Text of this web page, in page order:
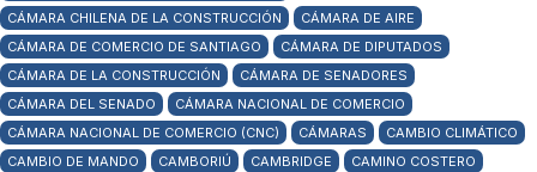
CÁMARA CHILENA DE LA CONSTRUCCIÓN
CÁMARA DE AIRE
CÁMARA DE COMERCIO DE SANTIAGO
CÁMARA DE DIPUTADOS
CÁMARA DE LA CONSTRUCCIÓN
CÁMARA DE SENADORES
CÁMARA DEL SENADO
CÁMARA NACIONAL DE COMERCIO
CÁMARA NACIONAL DE COMERCIO (CNC)
CÁMARAS
CAMBIO CLIMÁTICO
CAMBIO DE MANDO
CAMBORIÚ CAMBRIDGE
CAMINO COSTERO